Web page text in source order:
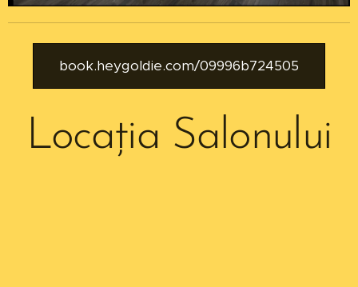
book.heygoldie.com/09996b724505
Locația Salonului